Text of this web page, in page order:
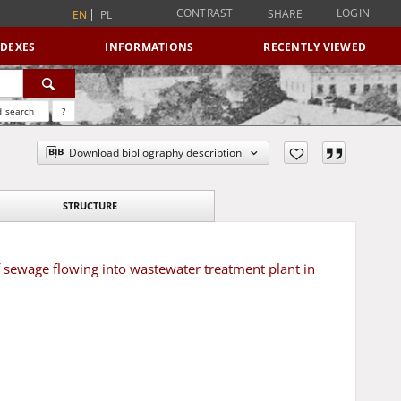
EN PL CONTRAST SHARE LOGIN
INFORMATIONS RECENTLY VIEWED
search ?
Download bibliography description
STRUCTURE
sewage flowing into wastewater treatment plant in